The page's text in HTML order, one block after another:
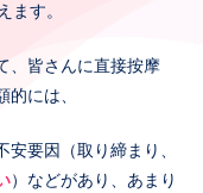
ます。
、皆さんに直接按摩
的には、
要因（取り締まり、
）などがあり、あまり